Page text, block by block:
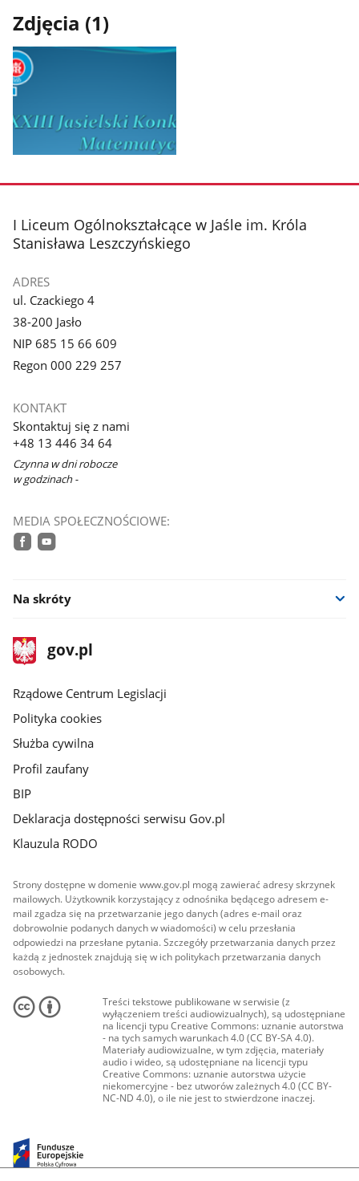
Zdjęcia (1)
zdjęcie
galerii.
stopka
I Liceum Ogólnokształcące w Jaśle im. Króla
Stanisława Leszczyńskiego
ADRES
ul. Czackiego 4
38-200 Jasło
NIP 685 15 66 609
Regon 000 229 257
KONTAKT
Skontaktuj się z nami
+48 13 446 34 64
Czynna w dni robocze
w godzinach -
MEDIA SPOŁECZNOŚCIOWE:
Na skróty
stopka
gov.plStrona
gov.pl
Rządowe Centrum Legislacji
Polityka cookies
Służba cywilna
Profil zaufany
BIP
Deklaracja dostępności serwisu Gov.pl
Klauzula RODO
Strony dostępne w domenie www.gov.pl mogą zawierać adresy skrzynek
mailowych. Użytkownik korzystający z odnośnika będącego adresem e-
mail zgadza się na przetwarzanie jego danych (adres e-mail oraz
dobrowolnie podanych danych w wiadomości) w celu przesłania
odpowiedzi na przesłane pytania. Szczegóły przetwarzania danych przez
każdą z jednostek znajdują się w ich politykach przetwarzania danych
osobowych.
Treści tekstowe publikowane w serwisie (z
wyłączeniem treści audiowizualnych), są udostępniane
na licencji typu Creative Commons: uznanie autorstwa
- na tych samych warunkach 4.0 (CC BY-SA 4.0).
Materiały audiowizualne, w tym zdjęcia, materiały
audio i wideo, są udostępniane na licencji typu
Creative Commons: uznanie autorstwa użycie
niekomercyjne - bez utworów zależnych 4.0 (CC BY-
NC-ND 4.0), o ile nie jest to stwierdzone inaczej.